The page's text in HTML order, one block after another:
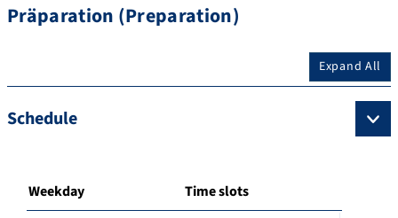
Präparation (Preparation)
Expand All
Schedule
Weekday Time slots